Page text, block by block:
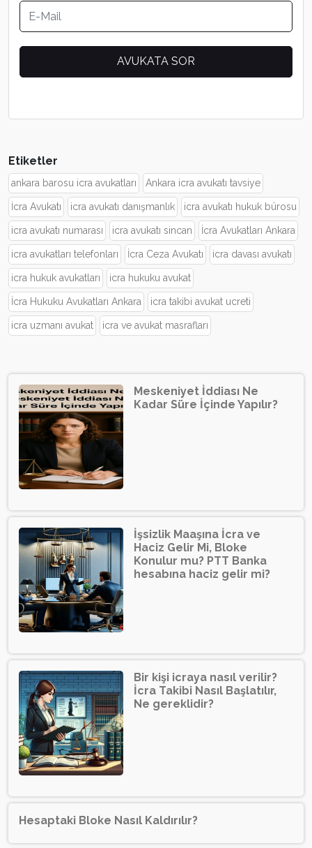
Etiketler
ankara barosu icra avukatları Ankara icra avukatı tavsiye
İcra Avukatı icra avukatı danışmanlık icra avukatı hukuk bürosu
icra avukatı numarası icra avukatı sincan İcra Avukatları Ankara
icra avukatları telefonları İcra Ceza Avukatı icra davası avukatı
icra hukuk avukatları icra hukuku avukat
İcra Hukuku Avukatları Ankara icra takibi avukat ucreti
icra uzmanı avukat icra ve avukat masrafları
Meskeniyet İddiası Ne
Kadar Süre İçinde Yapılır?
İşsizlik Maaşına İcra ve
Haciz Gelir Mi, Bloke
Konulur mu? PTT Banka
hesabına haciz gelir mi?
Bir kişi icraya nasıl verilir?
İcra Takibi Nasıl Başlatılır,
Ne gereklidir?
Hesaptaki Bloke Nasıl Kaldırılır?